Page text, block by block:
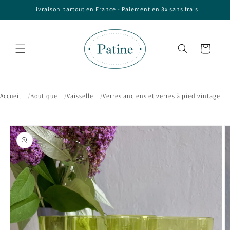
et passerLivraison partout en France - Paiement en 3x sans frais
Panier
Accueil Boutique Vaisselle Verres anciens et verres à pied vintage
Passer aux
informations
produits